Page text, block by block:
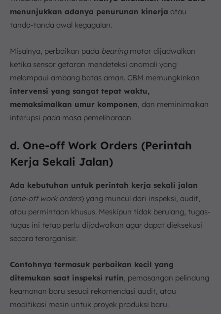
menunjukkan adanya penurunan kinerja atau
tanda-tanda awal kegagalan.
Misalnya, perbaikan pada bearingmotor dijadwalkan
ketika sensor getaran mendeteksi anomali yang
melampaui ambang batas aman. CBM memungkinkan
intervensi yang sangat tepat waktu,
memaksimalkan umur komponen , dan meminimalkan
interupsi pada masa pemeliharaan.
d. One-off Work Orders (Perintah
Kerja Sekali Jalan)
Ada kebutuhan untuk perintah kerja sekali jalan
(one-off work orders) yang muncul dari inspeksi, audit,
atau permintaan khusus. Meskipun tidak berulang, tugas-
tugas ini tetap perlu dijadwalkan agar dapat dieksekusi
secara terorganisir.
Contohnya termasuk perbaikan kecil yang
ditemukan saat inspeksi rutin , pemasangan pelindung
keamanan baru sesuai rekomendasi audit, atau
modifikasi mesin untuk proyek produksi baru.